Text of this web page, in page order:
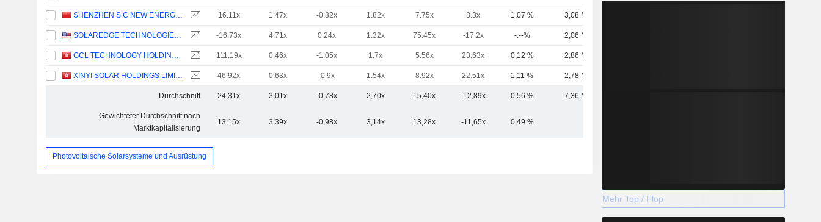
SHENZHEN S.C NEW ENERGY TECHNOLOGY CORPORATION 16.11x 1.47x -0.32x 1.82x 7.75x 8.3x 1,07 % 3,08 Mrd.
SOLAREDGE TECHNOLOGIES, INC. -16.73x 4.71x 0.24x 1.32x 75.45x -17.2x -.--% 2,06 Mrd.
GCL TECHNOLOGY HOLDINGS LIMITED 111.19x 0.46x -1.05x 1.7x 5.56x 23.63x 0,12 % 2,86 Mrd.
XINYI SOLAR HOLDINGS LIMITED 46.92x 0.63x -0.9x 1.54x 8.92x 22.51x 1,11 % 2,78 Mrd.
Durchschnitt 24,31x 3,01x -0,78x 2,70x 15,40x -12,89x 0,56 % 7,36 Mrd.
Gewichteter Durchschnitt nach
Marktkapitalisierung
13,15x 3,39x -0,98x 3,14x 13,28x -11,65x 0,49 %
Photovoltaische Solarsysteme und Ausrüstung
Mehr Top / Flop